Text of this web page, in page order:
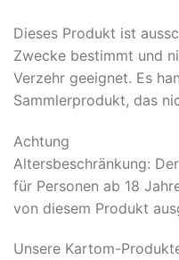
Dieses Produkt ist
Zwecke bestimmt und
Verzehr geeignet. Es
Sammlerprodukt, das
Achtung
Altersbeschränkung:
für Personen ab 18
von diesem Produkt
Unsere Kartom-